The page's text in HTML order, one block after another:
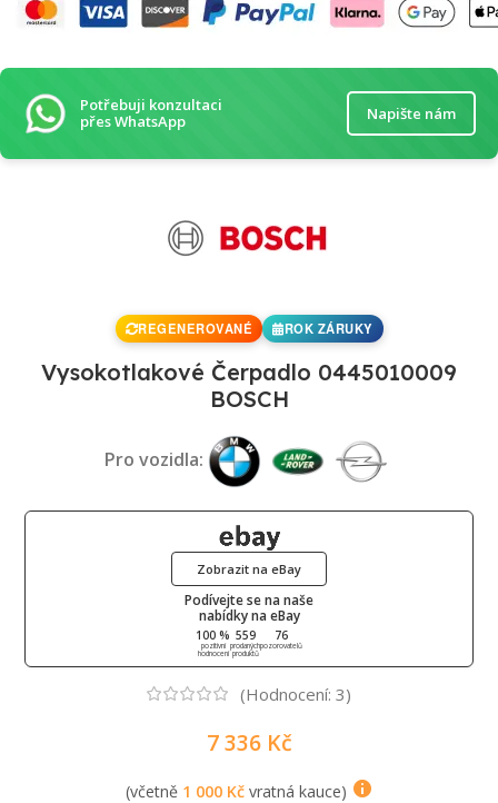
Potřebuji konzultaci
přes WhatsApp
Napište nám
REGENEROVANÉ ROK ZÁRUKY
Vysokotlakové Čerpadlo 0445010009
BOSCH
Pro vozidla:
Podívejte se na naše
nabídky na eBay
100 %
pozitivní
hodnocení
559
prodaných
produktů
76
pozorovatelů
Zobrazit na eBay
(Hodnocení: 3)
7 336 Kč
(včetně 1 000 Kčvratná kauce)